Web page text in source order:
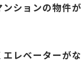
ンションの物件
レベーターが